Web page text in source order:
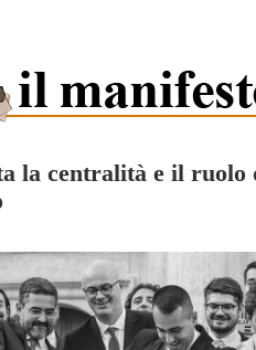
la centralità e il ruolo